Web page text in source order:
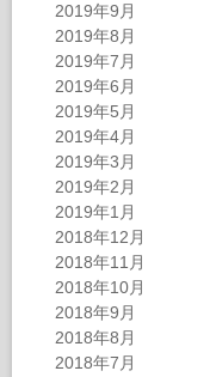
2019年9月
2019年8月
2019年7月
2019年6月
2019年5月
2019年4月
2019年3月
2019年2月
2019年1月
2018年12月
2018年11月
2018年10月
2018年9月
2018年8月
2018年7月